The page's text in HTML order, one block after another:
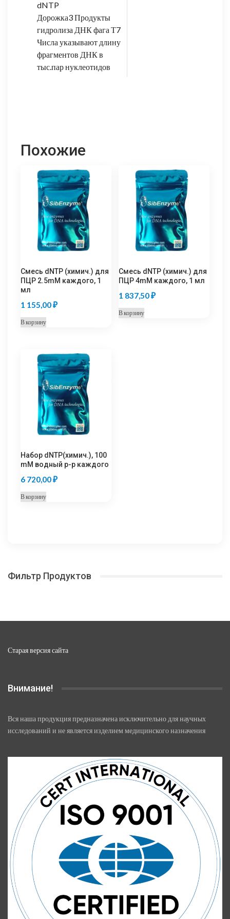
dNTP
Дорожка3 Продукты
гидролиза ДНК фага Т7
Числа указывают длину
фрагментов ДНК в
тыс.пар нуклеотидов
Похожие
Смесь dNTP (химич.) для
ПЦР 2.5mM каждого, 1
мл
1 155,00₽
В корзину
Смесь dNTP (химич.) для
ПЦР 4mM каждого, 1 мл
1 837,50₽
В корзину
Набор dNTP(химич.), 100
mM водный р-р каждого
6 720,00₽
В корзину
Фильтр Продуктов
Старая версия сайта
Внимание!
Вся наша продукция предназначена исключительно для научных
исследований и не является изделием медицинского назначения